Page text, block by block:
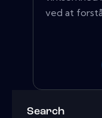
ved at forstå
Search